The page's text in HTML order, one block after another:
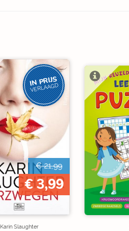
IN PRIJS
VERLAAGD
€ 21,99
€ 3,99
Karin Slaughter